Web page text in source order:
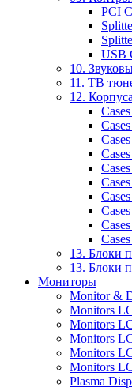
PCI
USB
10.
11. ТВ
12. Корпуса
13. Блоки
13. Блоки
Мониторы
Monitor &
Monitors
Monitors
Monitors
Monitors
Monitors
Plasma